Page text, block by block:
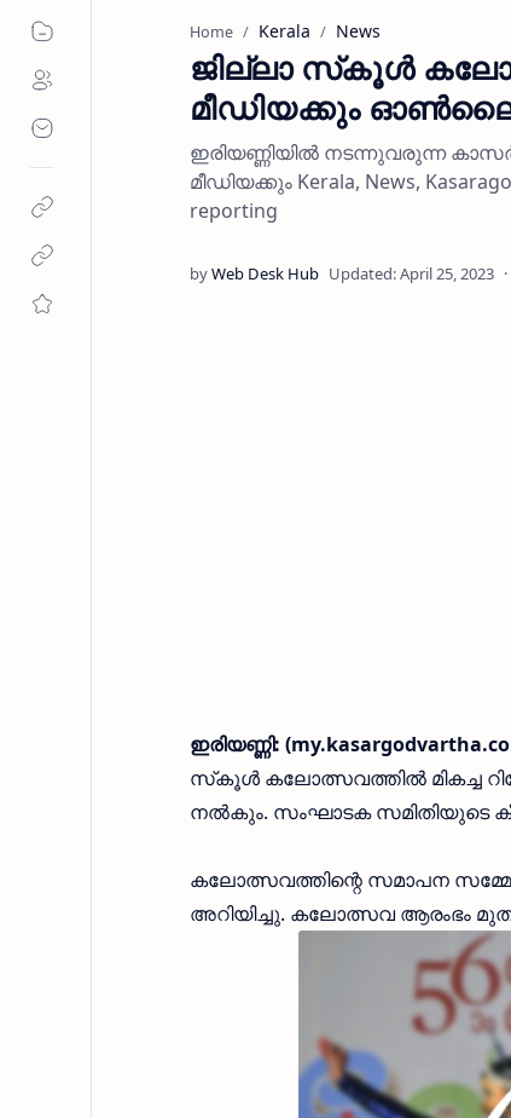
Home Kerala News
ജില്ലാ സ്‌കൂള്‍
മീഡിയക്കും
ഇരിയണ്ണിയില്‍ നടന്നുവരുന്ന
മീഡിയക്കും Kerala, News,
reporting
ഇരിയണ്ണി:
സ്‌കൂള്‍ കലോത്സവത്തില്‍ മികച്ച
നല്‍കും. സംഘാടക സമിതിയുടെ
കലോത്സവത്തിന്റെ സമാപന
അറിയിച്ചു. കലോത്സവ ആരംഭം